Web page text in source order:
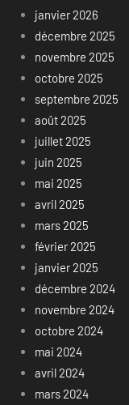
janvier 2026
décembre 2025
novembre 2025
octobre 2025
septembre 2025
août 2025
juillet 2025
juin 2025
mai 2025
avril 2025
mars 2025
février 2025
janvier 2025
décembre 2024
novembre 2024
octobre 2024
mai 2024
avril 2024
mars 2024